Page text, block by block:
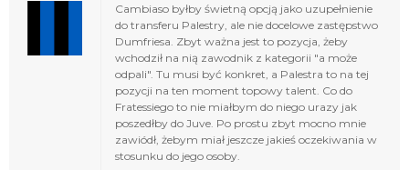
Cambiaso byłby świetną opcją jako uzupełnienie
do transferu Palestry, ale nie docelowe zastępstwo
Dumfriesa. Zbyt ważna jest to pozycja, żeby
wchodził na nią zawodnik z kategorii "a może
odpali". Tu musi być konkret, a Palestra to na tej
pozycji na ten moment topowy talent. Co do
Fratessiego to nie miałbym do niego urazy jak
poszedłby do Juve. Po prostu zbyt mocno mnie
zawiódł, żebym miał jeszcze jakieś oczekiwania w
stosunku do jego osoby.